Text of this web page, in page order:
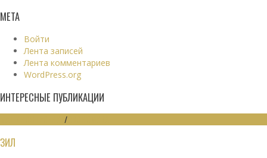
МЕТА
Войти
Лента записей
Лента комментариев
WordPress.org
ИНТЕРЕСНЫЕ ПУБЛИКАЦИИ
/
ЗИЛ